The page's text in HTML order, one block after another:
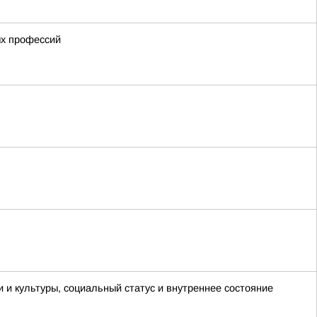
профессий
культуры, социальный статус и внутреннее состояние